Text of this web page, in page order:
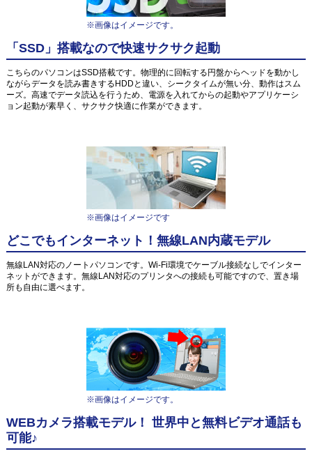
※画像はイメージです。
「SSD」搭載なので快速サクサク起動
こちらのパソコンはSSD搭載です。物理的に回転する円盤からヘッドを動かし
ながらデータを読み書きするHDDと違い、シークタイムが無い分、動作はスム
ーズ。高速でデータ読込を行うため、電源を入れてからの起動やアプリケーシ
ョン起動が素早く、サクサク快適に作業ができます。
※画像はイメージです
どこでもインターネット！無線LAN内蔵モデル
無線LAN対応のノートパソコンです。Wi-Fi環境でケーブル接続なしでインター
ネットができます。無線LAN対応のプリンタへの接続も可能ですので、置き場
所も自由に選べます。
※画像はイメージです。
WEBカメラ搭載モデル！ 世界中と無料ビデオ通話も
可能♪